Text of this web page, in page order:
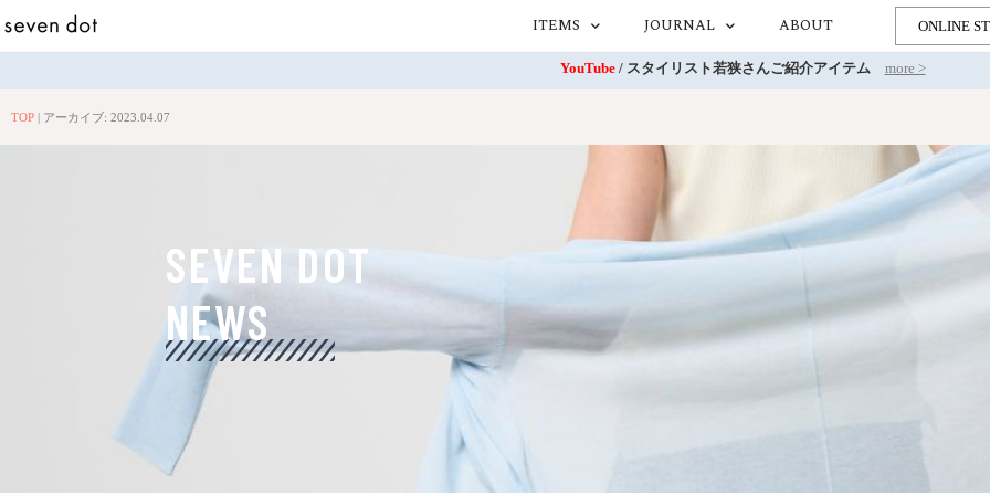
ITEMS JOURNAL ABOUT ONLINE
YouTube/ スタイリスト若狭さんご紹介アイテム more >
TOP アーカイブ: 2023.04.07
SEVEN DOT
NEWS